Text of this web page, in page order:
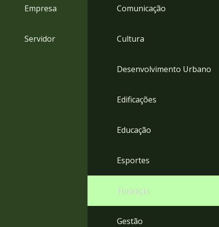
Empresa
Servidor
Comunicação
Cultura
Desenvolvimento Urbano
Edificações
Educação
Esportes
Finanças
Gestão